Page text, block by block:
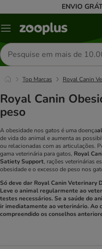
ENVIO
Menu
Pesquisar
produtos
Top Marcas Royal Canin
Royal Canin
peso
A obesidade nos gatos é uma doença
de vida do animal e aumenta as
ou relacionadas com as articulações.
gama veterinária para gatos, Royal
Satiety Support, rações veterinárias
obesidade e o excesso de peso nos
Só deve dar Royal Canin Veterinary
Leve o animal regularmente ao
testes necessários. Se a saúde do
ir imediatamente ao veterinário. Ao
compreendido os conselhos